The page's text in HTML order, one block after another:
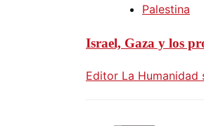
Palestina
Israel, Gaza y los
Editor La Humanidad